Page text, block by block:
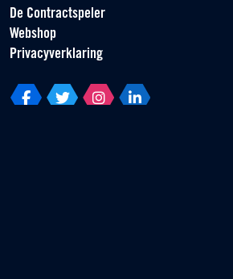
De Contractspeler
Webshop
Privacyverklaring